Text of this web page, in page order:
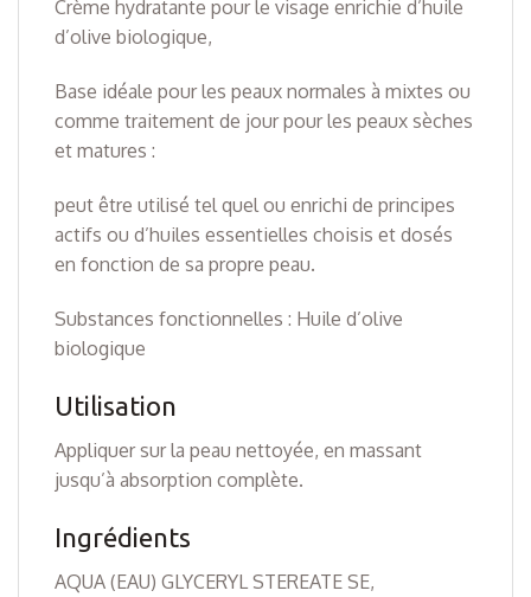
Crème hydratante pour le visage enrichie d’huile
d’olive biologique,
Base idéale pour les peaux normales à mixtes ou
comme traitement de jour pour les peaux sèches
et matures :
peut être utilisé tel quel ou enrichi de principes
actifs ou d’huiles essentielles choisis et dosés
en fonction de sa propre peau.
Substances fonctionnelles : Huile d’olive
biologique
Utilisation
Appliquer sur la peau nettoyée, en massant
jusqu’à absorption complète.
Ingrédients
AQUA (EAU) GLYCERYL STEREATE SE,